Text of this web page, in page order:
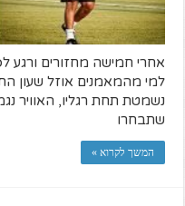
אחרי חמישה מחזורים ורגע
למי מהמאמנים אוזל שעון
נשמטת תחת רגליו, האוויר
שתבחרו
המשך לקרוא »